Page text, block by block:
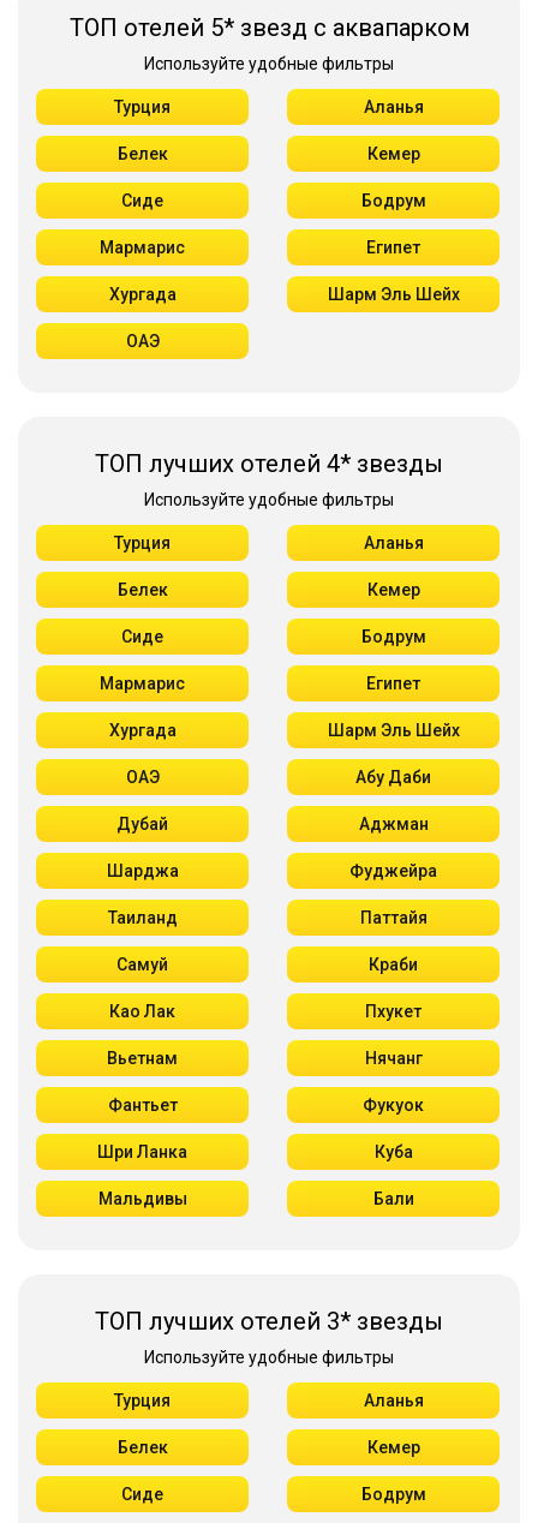
ТОП отелей 5* звезд с аквапарком
Используйте удобные фильтры
Турция Аланья
Белек Кемер
Сиде Бодрум
Мармарис Египет
Хургада Шарм Эль Шейх
ОАЭ
ТОП лучших отелей 4* звезды
Используйте удобные фильтры
Турция Аланья
Белек Кемер
Сиде Бодрум
Мармарис Египет
Хургада Шарм Эль Шейх
ОАЭ Абу Даби
Дубай Аджман
Шарджа Фуджейра
Таиланд Паттайя
Самуй Краби
Као Лак Пхукет
Вьетнам Нячанг
Фантьет Фукуок
Шри Ланка Куба
Мальдивы Бали
ТОП лучших отелей 3* звезды
Используйте удобные фильтры
Турция Аланья
Белек Кемер
Сиде Бодрум